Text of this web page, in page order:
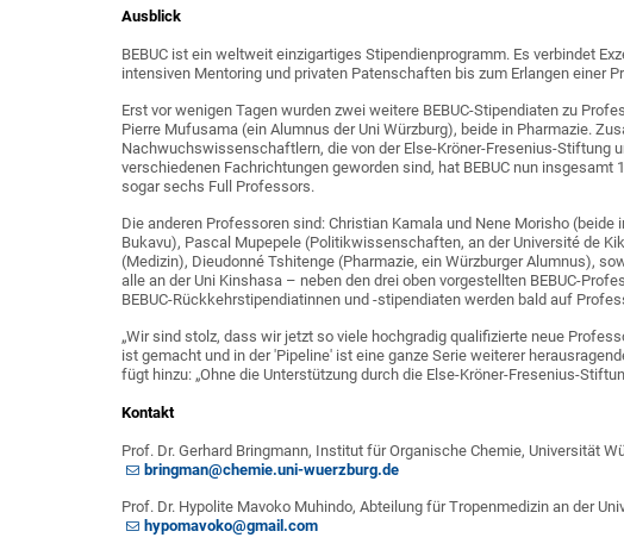
Ausblick
BEBUC ist ein weltweit einzigartiges Stipendienprogramm. Es verbindet
intensiven Mentoring und privaten Patenschaften bis zum Erlangen einer
Erst vor wenigen Tagen wurden zwei weitere BEBUC-Stipendiaten zu
Pierre Mufusama (ein Alumnus der Uni Würzburg), beide in Pharmazie.
Nachwuchswissenschaftlern, die von der Else-Kröner-Fresenius-Stiftung
verschiedenen Fachrichtungen geworden sind, hat BEBUC nun
sogar sechs Full Professors.
Die anderen Professoren sind: Christian Kamala und Nene Morisho
Bukavu), Pascal Mupepele (Politikwissenschaften, an der Université de
(Medizin), Dieudonné Tshitenge (Pharmazie, ein Würzburger Alumnus),
alle an der Uni Kinshasa – neben den drei oben vorgestellten BEBUC-
BEBUC-Rückkehrstipendiatinnen und -stipendiaten werden bald auf
„Wir sind stolz, dass wir jetzt so viele hochgradig qualifizierte neue
ist gemacht und in der 'Pipeline' ist eine ganze Serie weiterer
fügt hinzu: „Ohne die Unterstützung durch die Else-Kröner-Fresenius-
Kontakt
Prof. Dr. Gerhard Bringmann, Institut für Organische Chemie, Universität
bringman@chemie.uni-wuerzburg.de
Prof. Dr. Hypolite Mavoko Muhindo, Abteilung für Tropenmedizin an der
hypomavoko@gmail.com